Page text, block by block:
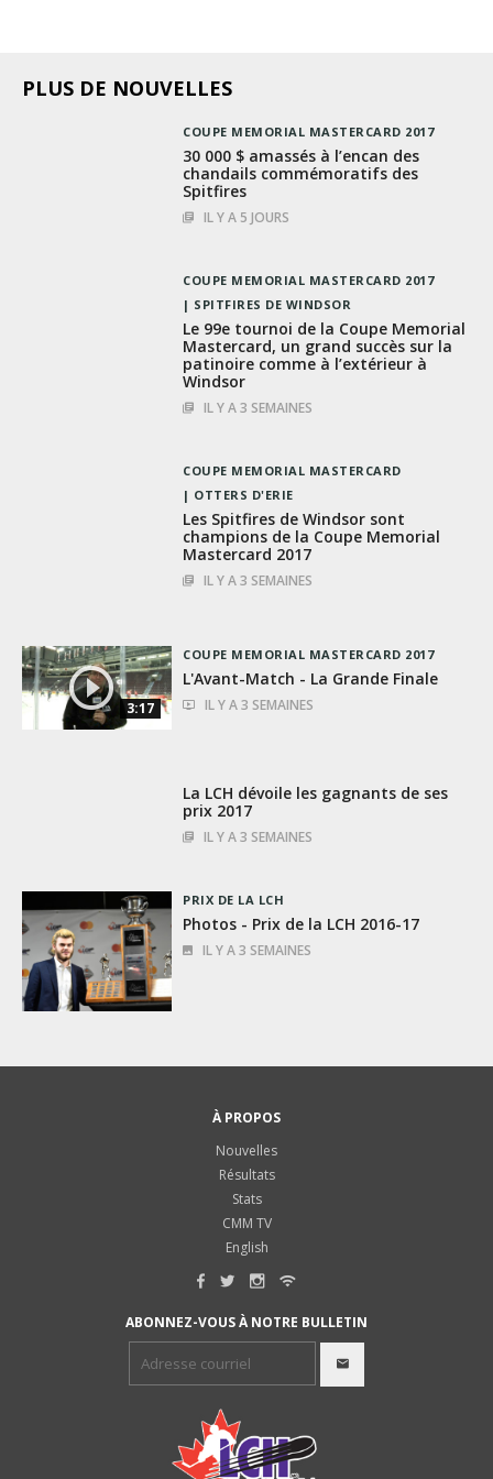
PLUS DE NOUVELLES
COUPE MEMORIAL MASTERCARD 2017
30 000 $ amassés à l’encan des
chandails commémoratifs des
Spitfires
IL Y A 5 JOURS
COUPE MEMORIAL MASTERCARD 2017
SPITFIRES DE WINDSOR
Le 99e tournoi de la Coupe Memorial
Mastercard, un grand succès sur la
patinoire comme à l’extérieur à
Windsor
IL Y A 3 SEMAINES
COUPE MEMORIAL MASTERCARD
OTTERS D'ERIE
Les Spitfires de Windsor sont
champions de la Coupe Memorial
Mastercard 2017
IL Y A 3 SEMAINES
3:17
COUPE MEMORIAL MASTERCARD 2017
L'Avant-Match - La Grande Finale
IL Y A 3 SEMAINES
La LCH dévoile les gagnants de ses
prix 2017
IL Y A 3 SEMAINES
PRIX DE LA LCH
Photos - Prix de la LCH 2016-17
IL Y A 3 SEMAINES
À PROPOS
Nouvelles
Résultats
Stats
CMM TV
English
ABONNEZ-VOUS À NOTRE BULLETIN